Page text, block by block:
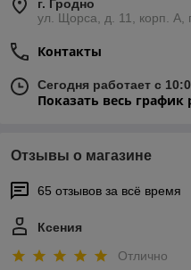
г. Гродно
ул. Щорса, д. 11, корп. А,
Контакты
Сегодня работает с
Показать весь график
Отзывы о магазине
65 отзывов за всё время
Ксения
Отлично